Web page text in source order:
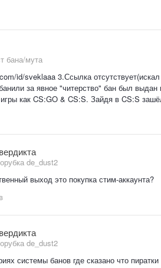
бана/мута
id/sveklaaa 3.Ссылка
за явное "читерство" бан был выдан
как CS:GO & CS:S. Зайдя в CS:S
de_dust2
выход это покупка стим-аккаунта?
de_dust2
системы банов где сказано что